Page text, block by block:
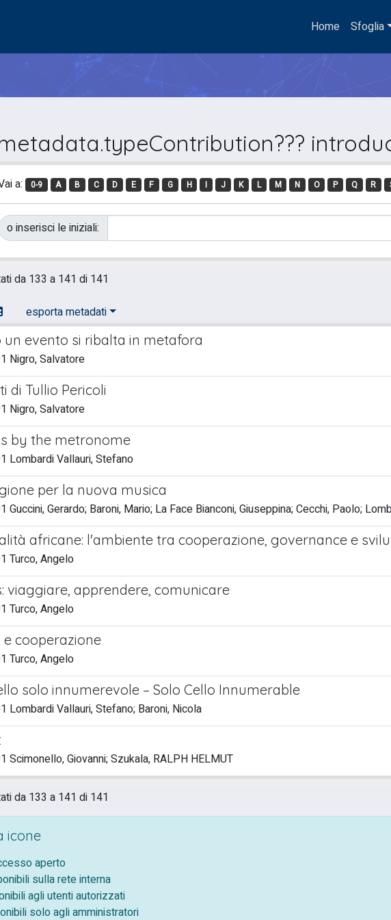
Home Sfoglia
a: 0-9 A B C D E F G H I J K L M N O P Q R
o inserisci le iniziali:
da 133 a 141 di 141
esporta metadati
un evento si ribalta in metafora
Nigro, Salvatore
di Tullio Pericoli
Nigro, Salvatore
by the metronome
Lombardi Vallauri, Stefano
per la nuova musica
Guccini, Gerardo; Baroni, Mario; La Face Bianconi, Giuseppina; Cecchi, Paolo;
africane: l'ambiente tra cooperazione, governance e
Turco, Angelo
viaggiare, apprendere, comunicare
Turco, Angelo
e cooperazione
Turco, Angelo
solo innumerevole – Solo Cello Innumerable
Lombardi Vallauri, Stefano; Baroni, Nicola
Scimonello, Giovanni; Szukala, RALPH HELMUT
da 133 a 141 di 141
icone
aperto
sulla rete interna
agli utenti autorizzati
solo agli amministratori